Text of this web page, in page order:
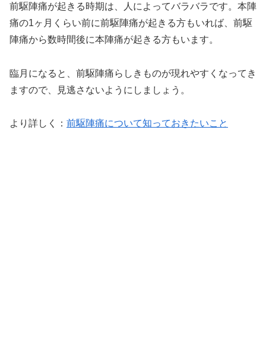
前駆陣痛が起きる時期は、人によってバラバラです。本陣
痛の1ヶ月くらい前に前駆陣痛が起きる方もいれば、前駆
陣痛から数時間後に本陣痛が起きる方もいます。
臨月になると、前駆陣痛らしきものが現れやすくなってき
ますので、見逃さないようにしましょう。
より詳しく： 前駆陣痛について知っておきたいこと